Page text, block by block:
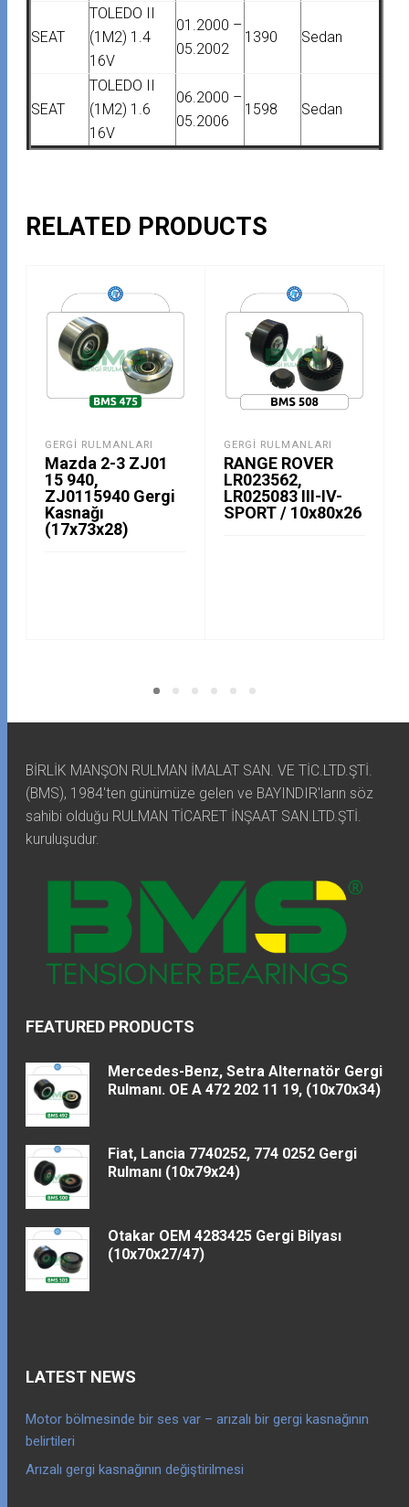
SEAT
TOLEDO II
(1M2) 1.4
16V
01.2000 –
05.2002
1390 Sedan
SEAT
TOLEDO II
(1M2) 1.6
16V
06.2000 –
05.2006
1598 Sedan
RELATED PRODUCTS
GERGI RULMANLARI
Mazda 2-3 ZJ01
15 940,
ZJ0115940 Gergi
Kasnağı
(17x73x28)
GERGI RULMANLARI
RANGE ROVER
LR023562,
LR025083 III-IV-
SPORT / 10x80x26
BİRLİK MANŞON RULMAN İMALAT SAN. VE TİC.LTD.ŞTİ.
(BMS), 1984'ten günümüze gelen ve BAYINDIR'ların söz
sahibi olduğu RULMAN TİCARET İNŞAAT SAN.LTD.ŞTİ.
kuruluşudur.
FEATURED PRODUCTS
Mercedes-Benz, Setra Alternatör Gergi
Rulmanı. OE A 472 202 11 19, (10x70x34)
Fiat, Lancia 7740252, 774 0252 Gergi
Rulmanı (10x79x24)
Otakar OEM 4283425 Gergi Bilyası
(10x70x27/47)
LATEST NEWS
Motor bölmesinde bir ses var – arızalı bir gergi kasnağının
belirtileri
Arızalı gergi kasnağının değiştirilmesi